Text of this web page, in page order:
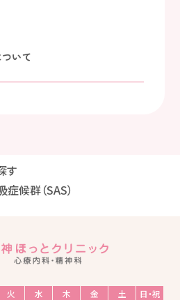
いて
す
候群（SAS）
火 水 木 金 土
日・祝